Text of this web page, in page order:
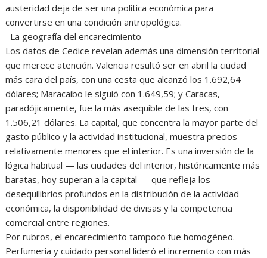
austeridad deja de ser una política económica para
convertirse en una condición antropológica.
La geografía del encarecimiento
‎Los datos de Cedice revelan además una dimensión territorial
que merece atención. Valencia resultó ser en abril la ciudad
más cara del país, con una cesta que alcanzó los 1.692,64
dólares; Maracaibo le siguió con 1.649,59; y Caracas,
paradójicamente, fue la más asequible de las tres, con
1.506,21 dólares. La capital, que concentra la mayor parte del
gasto público y la actividad institucional, muestra precios
relativamente menores que el interior. Es una inversión de la
lógica habitual — las ciudades del interior, históricamente más
baratas, hoy superan a la capital — que refleja los
desequilibrios profundos en la distribución de la actividad
económica, la disponibilidad de divisas y la competencia
comercial entre regiones.
‎Por rubros, el encarecimiento tampoco fue homogéneo.
Perfumería y cuidado personal lideró el incremento con más